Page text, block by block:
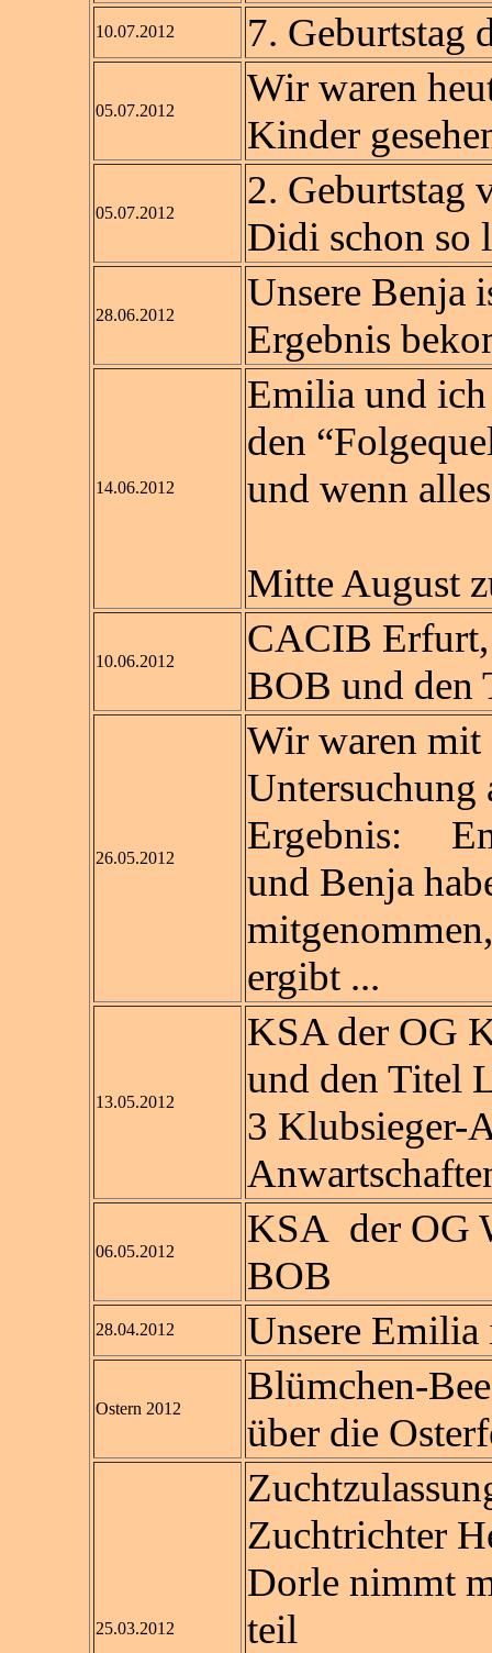
10.07.2012 7. Geburtstag
05.07.2012
Wir waren
Kinder
05.07.2012
2. Geburtstag
Didi schon so
28.06.2012
Unsere Benja
Ergebnis
14.06.2012
Emilia und
den
und wenn
Mitte August
10.06.2012
CACIB
BOB und den
26.05.2012
Wir waren
Untersuchung
Ergebnis:
und Benja
ergibt ...
13.05.2012
KSA der OG
und den Titel
3 Klubsieger-
06.05.2012
KSA der OG
BOB
28.04.2012 Unsere Emilia
Ostern 2012
Blümchen-
über die
25.03.2012
Zuchtrichter
Dorle nimmt
teil